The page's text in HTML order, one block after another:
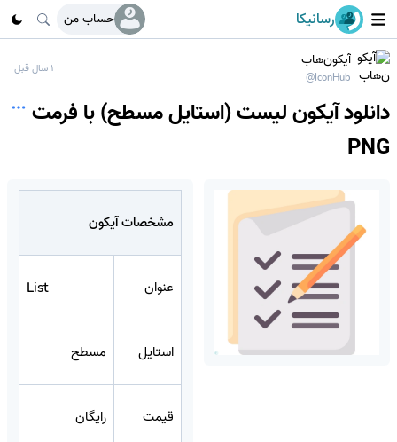
رسانیکا حساب من
آیکون‌هاب
@IconHub
1 سال قبل
دانلود آیکون لیست (استایل مسطح) با فرمت
PNG
مشخصات آیکون
عنوان List
استایل مسطح
قیمت رایگان